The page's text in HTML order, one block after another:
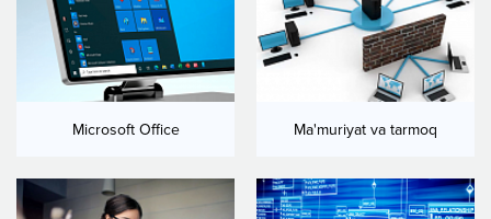
Microsoft Office Ma'muriyat va tarmoq